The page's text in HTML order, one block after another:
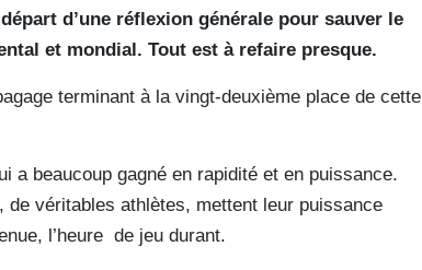
d’une réflexion générale pour sauver le
et mondial. Tout est à refaire presque.
terminant à la vingt-deuxième place de cette
a beaucoup gagné en rapidité et en puissance.
véritables athlètes, mettent leur puissance
l’heure de jeu durant.